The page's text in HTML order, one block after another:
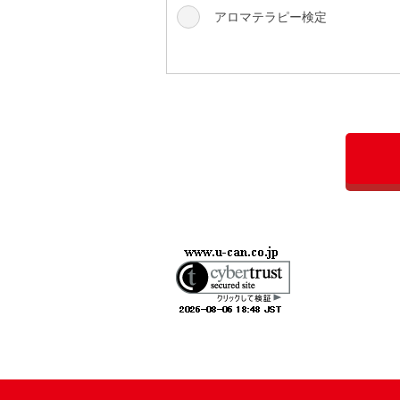
アロマテラピー検定